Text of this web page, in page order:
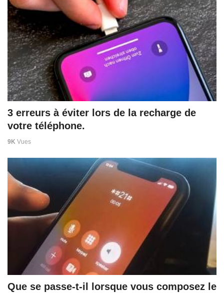
3 erreurs à éviter lors de la recharge de
votre téléphone.
9K Vues
Que se passe-t-il lorsque vous composez le